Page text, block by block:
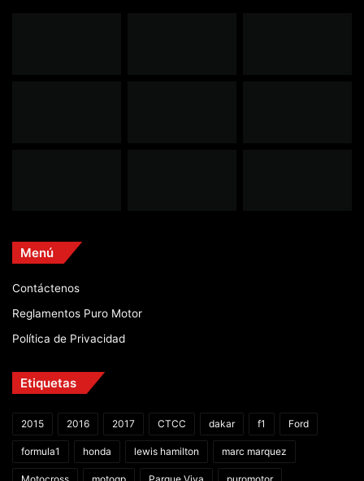
Menú
Contáctenos
Reglamentos Puro Motor
Política de Privacidad
Etiquetas
2015 2016 2017 CTCC dakar f1 Ford
formula1 honda lewis hamilton marc marquez